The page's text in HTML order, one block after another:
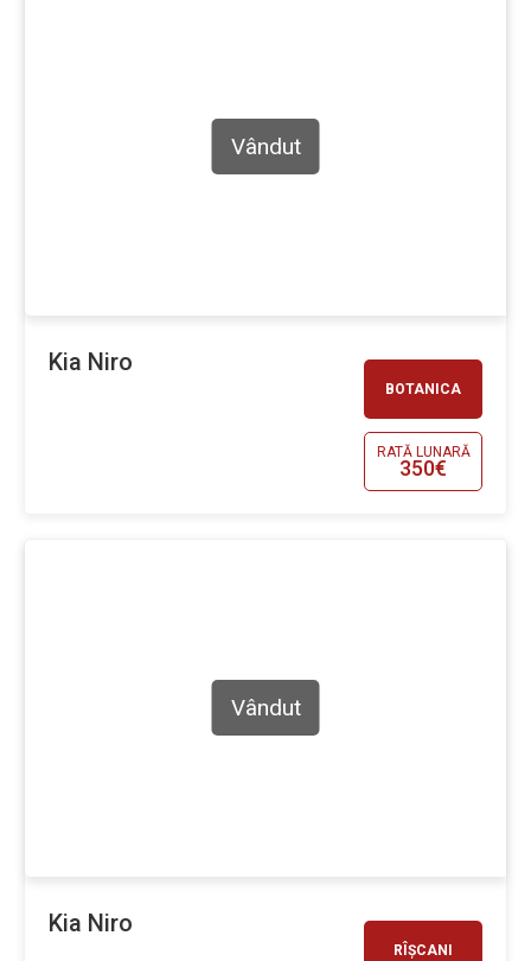
BOTANICA
RATĂ LUNARĂ
350€
Vândut
Kia Niro
RÎȘCANI
Vândut
Kia Niro